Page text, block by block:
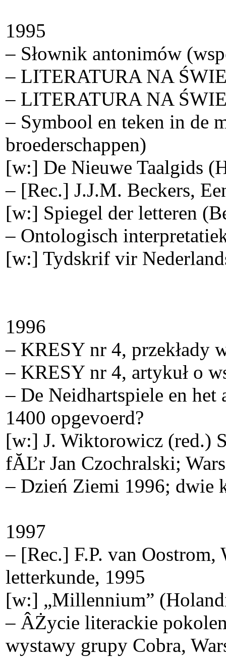
1995
– Słownik antonimów
– LITERATURA NA
– LITERATURA NA
– Symbool en teken in de
broederschappen)
[w:] De Nieuwe Taalgids
– [Rec.] J.J.M. Beckers,
[w:] Spiegel der letteren
– Ontologisch
[w:] Tydskrif vir
1996
– KRESY nr 4, przekłady
– KRESY nr 4, artykuł o
– De Neidhartspiele en het
1400 opgevoerd?
[w:] J. Wiktorowicz (red.)
fĂĽr Jan Czochralski;
– Dzień Ziemi 1996; dwie
1997
– [Rec.] F.P. van
letterkunde, 1995
[w:] „Millennium”
– ÂŻycie literackie
wystawy grupy Cobra,